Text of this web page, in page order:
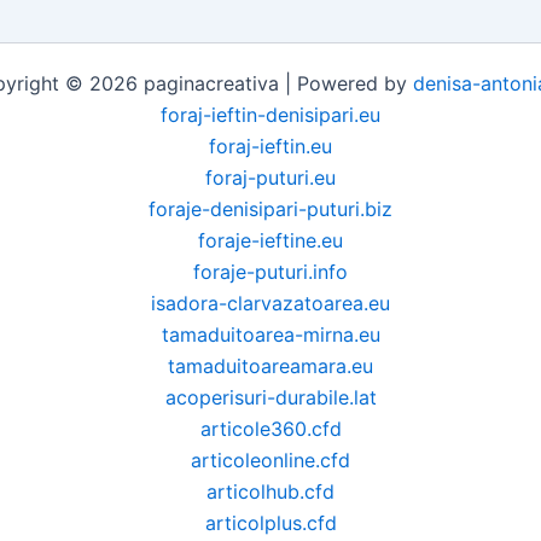
© 2026 paginacreativa | Powered by denisa-
foraj-ieftin-denisipari.eu
foraj-ieftin.eu
foraj-puturi.eu
foraje-denisipari-puturi.biz
foraje-ieftine.eu
foraje-puturi.info
isadora-clarvazatoarea.eu
tamaduitoarea-mirna.eu
tamaduitoareamara.eu
acoperisuri-durabile.lat
articole360.cfd
articoleonline.cfd
articolhub.cfd
articolplus.cfd